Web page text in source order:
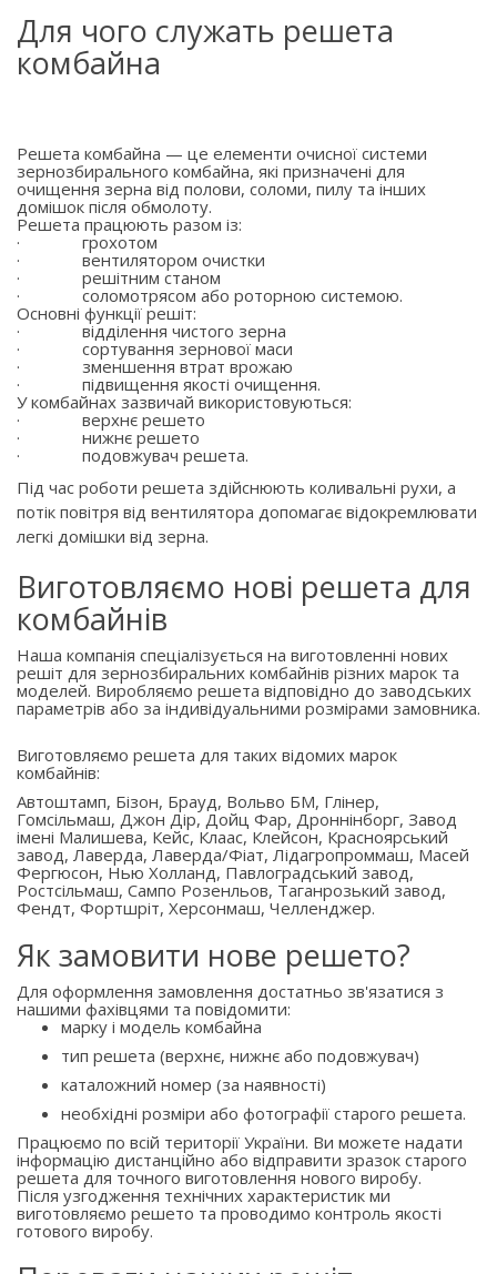
Для чого служать решета
комбайна
Решета комбайна — це елементи очисної системи
зернозбирального комбайна, які призначені для
очищення зерна від полови, соломи, пилу та інших
домішок після обмолоту.
Решета працюють разом із:
·
грохотом
·
вентилятором очистки
·
решітним станом
·
соломотрясом або роторною системою.
Основні функції решіт:
·
відділення чистого зерна
·
сортування зернової маси
·
зменшення втрат врожаю
·
підвищення якості очищення.
У комбайнах зазвичай використовуються:
·
верхнє решето
·
нижнє решето
·
подовжувач решета.
Під час роботи решета здійснюють коливальні рухи, а
потік повітря від вентилятора допомагає відокремлювати
легкі домішки від зерна.
Виготовляємо нові решета для
комбайнів
Наша компанія спеціалізується на виготовленні нових
решіт для зернозбиральних комбайнів різних марок та
моделей. Виробляємо решета відповідно до заводських
параметрів або за індивідуальними розмірами замовника.
Виготовляємо решета для таких відомих марок
комбайнів:
Автоштамп, Бізон, Брауд, Вольво БМ, Глінер,
Гомсільмаш, Джон Дір, Дойц Фар, Дроннінборг, Завод
імені Малишева, Кейс, Клаас, Клейсон, Красноярський
завод, Лаверда, Лаверда/Фіат, Лідагропроммаш, Масей
Фергюсон, Нью Холланд, Павлоградський завод,
Ростсільмаш, Сампо Розенльов, Таганрозький завод,
Фендт, Фортшріт, Херсонмаш, Челленджер.
Як замовити нове решето?
Для оформлення замовлення достатньо зв'язатися з
нашими фахівцями та повідомити:
марку і модель комбайна
тип решета (верхнє, нижнє або подовжувач)
каталожний номер (за наявності)
необхідні розміри або фотографії старого решета.
Працюємо по всій території України. Ви можете надати
інформацію дистанційно або відправити зразок старого
решета для точного виготовлення нового виробу.
Після узгодження технічних характеристик ми
виготовляємо решето та проводимо контроль якості
готового виробу.